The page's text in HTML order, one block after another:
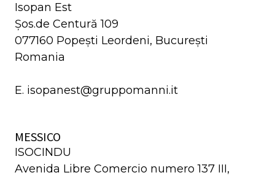
Isopan Est
Șos.de Centură 109
077160 Popești Leordeni, București
Romania
E. isopanest@gruppomanni.it
MESSICO
ISOCINDU
Avenida Libre Comercio numero 137 III,